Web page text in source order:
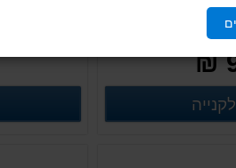
נוספים
לקנייה